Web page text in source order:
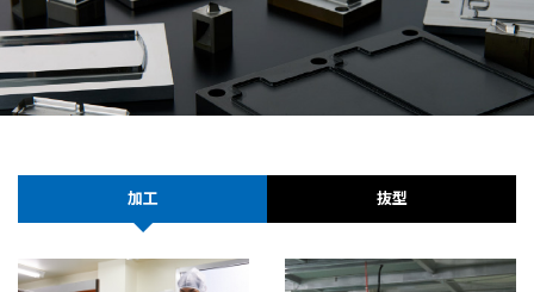
加工 抜型